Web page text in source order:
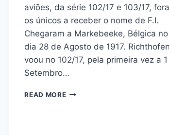
aviões, da série 102/17 e 103/17,
os únicos a receber o nome de F.I.
Chegaram a Markebeeke, Bélgica no
dia 28 de Agosto de 1917.
voou no 102/17, pela primeira vez a
Setembro…
READ MOREFOKKER